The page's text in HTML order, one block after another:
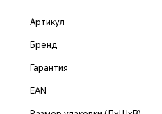
Артикул
Бренд
Гарантия
EAN